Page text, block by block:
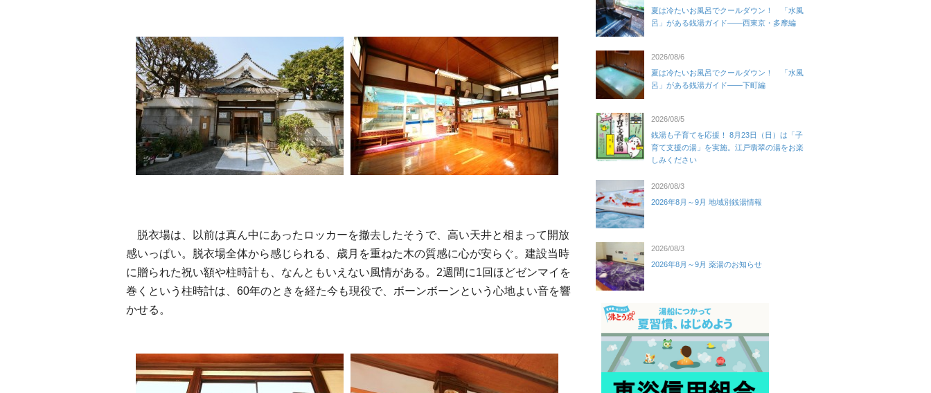
脱衣場は、以前は真ん中にあったロッカーを撤去したそうで、高い天井と相まって開放
感いっぱい。脱衣場全体から感じられる、歳月を重ねた木の質感に心が安らぐ。建設当時
に贈られた祝い額や柱時計も、なんともいえない風情がある。2週間に1回ほどゼンマイを
巻くという柱時計は、60年のときを経た今も現役で、ボーンボーンという心地よい音を響
かせる。
夏は冷たいお風呂でクールダウン！ 「水風
呂」がある銭湯ガイド——西東京・多摩編
2026/08/6
夏は冷たいお風呂でクールダウン！ 「水風
呂」がある銭湯ガイド——下町編
2026/08/5
銭湯も子育てを応援！ 8月23日（日）は「子
育て支援の湯」を実施。江戸翡翠の湯をお楽
しみください
2026/08/3
2026年8月～9月 地域別銭湯情報
2026/08/3
2026年8月～9月 薬湯のお知らせ